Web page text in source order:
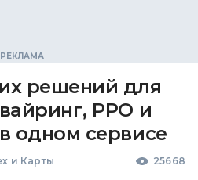
решений для
РРО и
одном сервисе
и Карты 25668